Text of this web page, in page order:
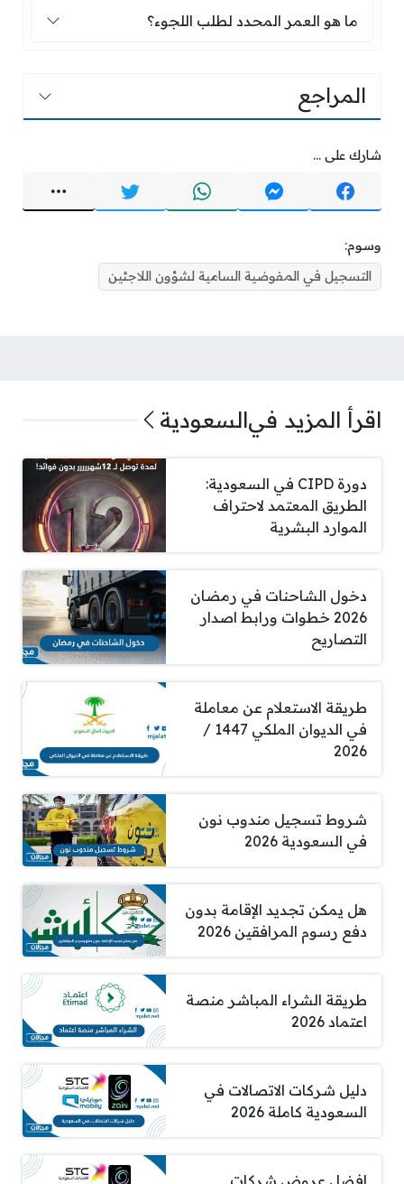
ما هو العمر المحدد لطلب اللجوء؟
ما هو العمر المحدد لطلب اللجوء؟
المراجع
شارك على ...
وسوم:
التسجيل في المفوضية السامية لشؤون اللاجئين
اقرأ المزيد فيالسعودية
دورة CIPD في السعودية:
الطريق المعتمد لاحتراف
الموارد البشرية
دخول الشاحنات في رمضان
2026 خطوات ورابط اصدار
التصاريح
طريقة الاستعلام عن معاملة
في الديوان الملكي 1447 /
2026
شروط تسجيل مندوب نون
في السعودية 2026
هل يمكن تجديد الإقامة بدون
دفع رسوم المرافقين 2026
طريقة الشراء المباشر منصة
اعتماد 2026
دليل شركات الاتصالات في
السعودية كاملة 2026